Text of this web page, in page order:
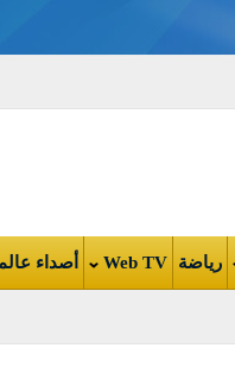
Web TV أصداء عالمية